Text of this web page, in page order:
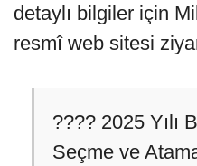
detaylı bilgiler için
resmî web sitesi
???? 2025 Yılı
Seçme ve